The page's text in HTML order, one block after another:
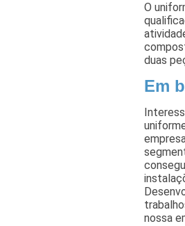
O
duas
Em
nossa